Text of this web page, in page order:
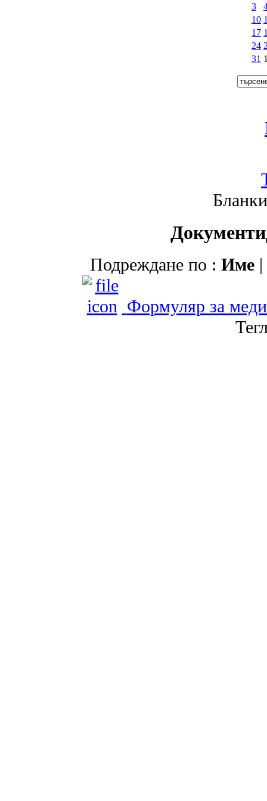
3
10
17
24
31
Документи
Подреждане по : Име |
Формуляр за